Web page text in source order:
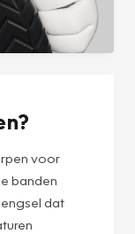
voor
banden
dat